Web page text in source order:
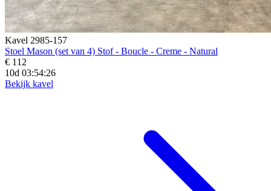
Kavel 2985-157
Stoel Mason (set van 4) Stof - Boucle - Creme - Natural
€ 112
10d 03:54:24
Bekijk kavel